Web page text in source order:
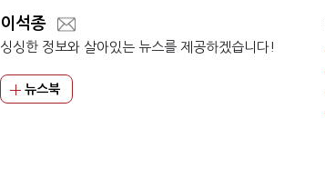
이석종
싱싱한 정보와 살아있는 뉴스를 제공하겠습니다!
뉴스북